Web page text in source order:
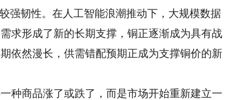
韧性。在人工智能浪潮推动下，大规模数据
求形成了新的长期支撑，铜正逐渐成为具有战
依然漫长，供需错配预期正成为支撑铜价的新
商品涨了或跌了，而是市场开始重新建立一